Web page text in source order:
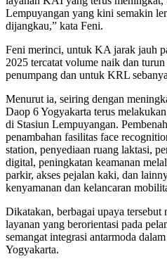
Lempuyangan yang kini semakin
dijangkau,” kata Feni.
Feni merinci, untuk KA jarak jauh
2025 tercatat volume naik dan
penumpang dan untuk KRL
Menurut ia, seiring dengan
Daop 6 Yogyakarta terus
di Stasiun Lempuyangan.
penambahan fasilitas face
station, penyediaan ruang laktasi,
digital, peningkatan keamanan
parkir, akses pejalan kaki, dan
kenyamanan dan kelancaran
Dikatakan, berbagai upaya tersebut
layanan yang berorientasi pada
semangat integrasi antarmoda
Yogyakarta.